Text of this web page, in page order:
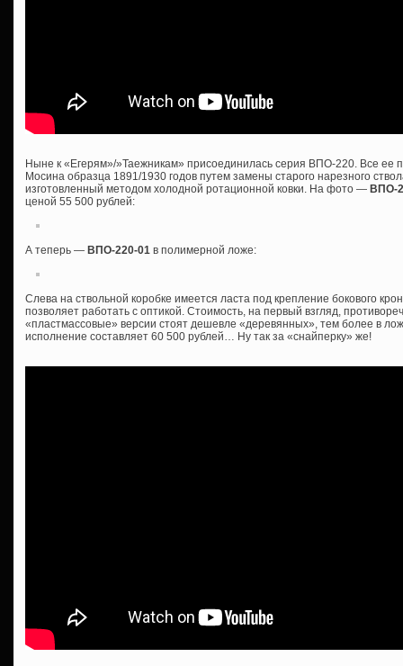
Ныне к «Егерям»/»Таежникам» присоединилась серия ВПО-220. Все ее
Мосина образца 1891/1930 годов путем замены старого нарезного
изготовленный методом холодной ротационной ковки. На фото — ВПО-
ценой 55 500 рублей:
А теперь — ВПО-220-01 в полимерной ложе:
Слева на ствольной коробке имеется ласта под крепление бокового
позволяет работать с оптикой. Стоимость, на первый взгляд,
«пластмассовые» версии стоят дешевле «деревянных», тем более в
исполнение составляет 60 500 рублей… Ну так за «снайперку» же!